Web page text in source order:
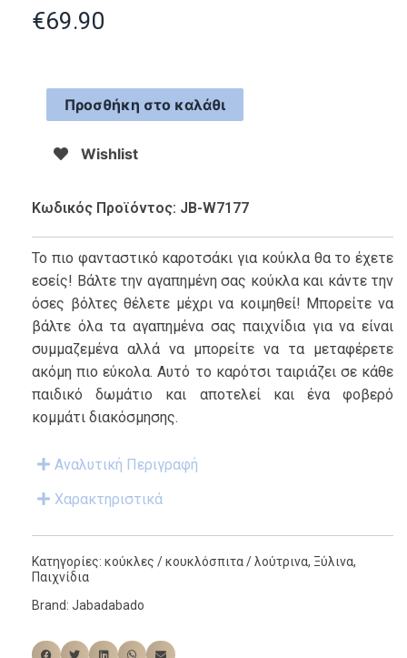
€69.90
Προσθήκη στο καλάθι
Wishlist
Κωδικός Προϊόντος: JB-W7177
Το πιο φανταστικό καροτσάκι για κούκλα θα το έχετε
εσείς! Βάλτε την αγαπημένη σας κούκλα και κάντε την
όσες βόλτες θέλετε μέχρι να κοιμηθεί! Μπορείτε να
βάλτε όλα τα αγαπημένα σας παιχνίδια για να είναι
συμμαζεμένα αλλά να μπορείτε να τα μεταφέρετε
ακόμη πιο εύκολα. Αυτό το καρότσι ταιριάζει σε κάθε
παιδικό δωμάτιο και αποτελεί και ένα φοβερό
κομμάτι διακόσμησης.
Αναλυτική Περιγραφή
Χαρακτηριστικά
Κατηγορίες: κούκλες / κουκλόσπιτα / λούτρινα, Ξύλινα,
Παιχνίδια
Brand: Jabadabado